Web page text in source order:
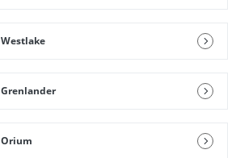
Westlake
Grenlander
Orium